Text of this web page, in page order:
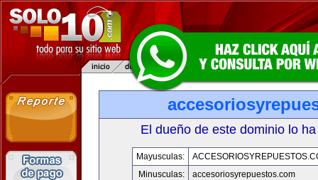
El dueño de este dominio lo
Mayusculas:
Minusculas:
accesoriosyrepuestos.com